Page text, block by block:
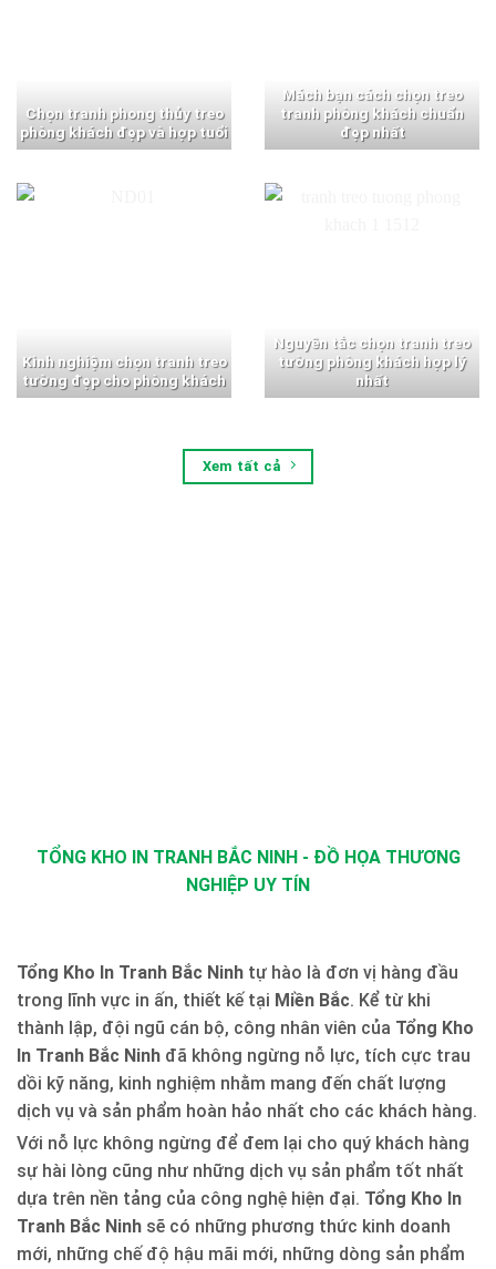
Chọn tranh phong thủy treo
phòng khách đẹp và hợp tuổi
Mách bạn cách chọn treo
tranh phòng khách chuẩn
đẹp nhất
Kinh nghiệm chọn tranh treo
tường đẹp cho phòng khách
Nguyên tắc chọn tranh treo
tường phòng khách hợp lý
nhất
Xem tất cả
TỔNG KHO IN TRANH BẮC NINH - ĐỒ HỌA THƯƠNG
NGHIỆP UY TÍN
Tổng Kho In Tranh Bắc Ninh tự hào là đơn vị hàng đầu
trong lĩnh vực in ấn, thiết kế tại Miền Bắc. Kể từ khi
thành lập, đội ngũ cán bộ, công nhân viên của Tổng Kho
In Tranh Bắc Ninh đã không ngừng nỗ lực, tích cực trau
dồi kỹ năng, kinh nghiệm nhằm mang đến chất lượng
dịch vụ và sản phẩm hoàn hảo nhất cho các khách hàng.
Với nỗ lực không ngừng để đem lại cho quý khách hàng
sự hài lòng cũng như những dịch vụ sản phẩm tốt nhất
dựa trên nền tảng của công nghệ hiện đại. Tổng Kho In
Tranh Bắc Ninh sẽ có những phương thức kinh doanh
mới, những chế độ hậu mãi mới, những dòng sản phẩm